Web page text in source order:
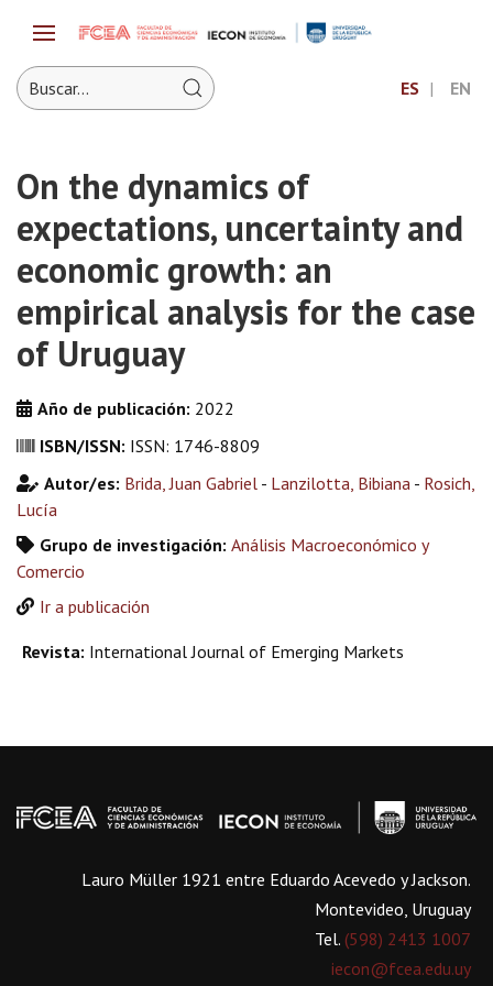
ES EN
On the dynamics of
expectations, uncertainty and
economic growth: an
empirical analysis for the case
of Uruguay
Año de publicación: 2022
ISBN/ISSN: ISSN: 1746-8809
Autor/es: Brida, Juan Gabriel - Lanzilotta, Bibiana - Rosich,
Lucía
Grupo de investigación: Análisis Macroeconómico y
Comercio
Ir a publicación
Revista: International Journal of Emerging Markets
Lauro Müller 1921 entre Eduardo Acevedo y Jackson.
Montevideo, Uruguay
Tel. (598) 2413 1007
iecon@fcea.edu.uy